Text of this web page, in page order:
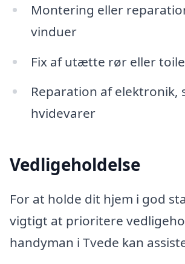
Montering eller
vinduer
Fix af utætte rør eller
Reparation af elektronik,
hvidevarer
Vedligeholdelse
For at holde dit hjem i god
vigtigt at prioritere
handyman i Tvede kan